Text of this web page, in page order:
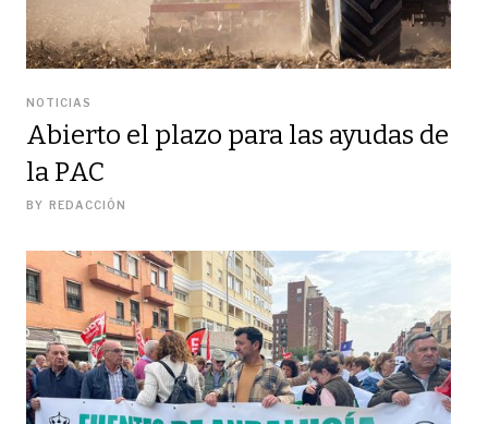
NOTICIAS
Abierto el plazo para las ayudas de
la PAC
BY REDACCIÓN